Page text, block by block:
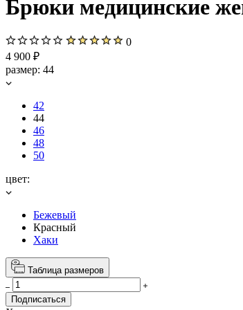
Брюки медицинские
0
4 900 ₽
размер: 44
42
44
46
48
50
цвет:
Бежевый
Красный
Хаки
Таблица размеров
Подписаться